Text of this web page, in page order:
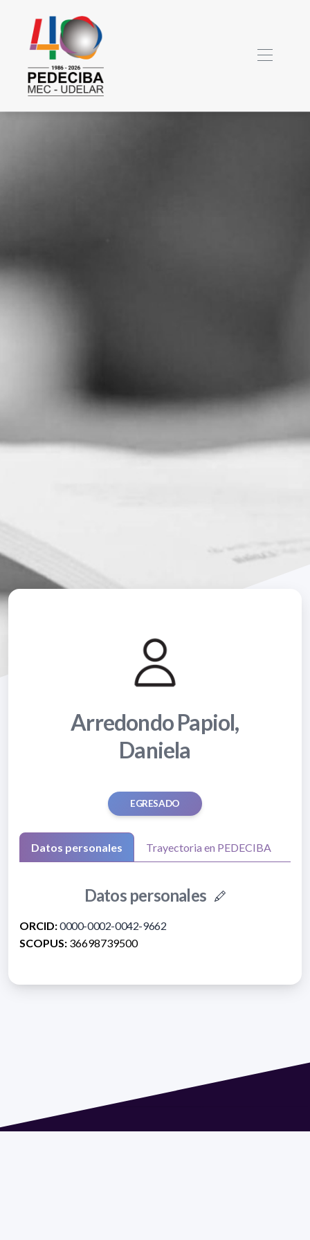
Arredondo Papiol,
Daniela
EGRESADO
Datos personales Trayectoria en PEDECIBA
Datos personales
ORCID:0000-0002-0042-9662
SCOPUS: 36698739500